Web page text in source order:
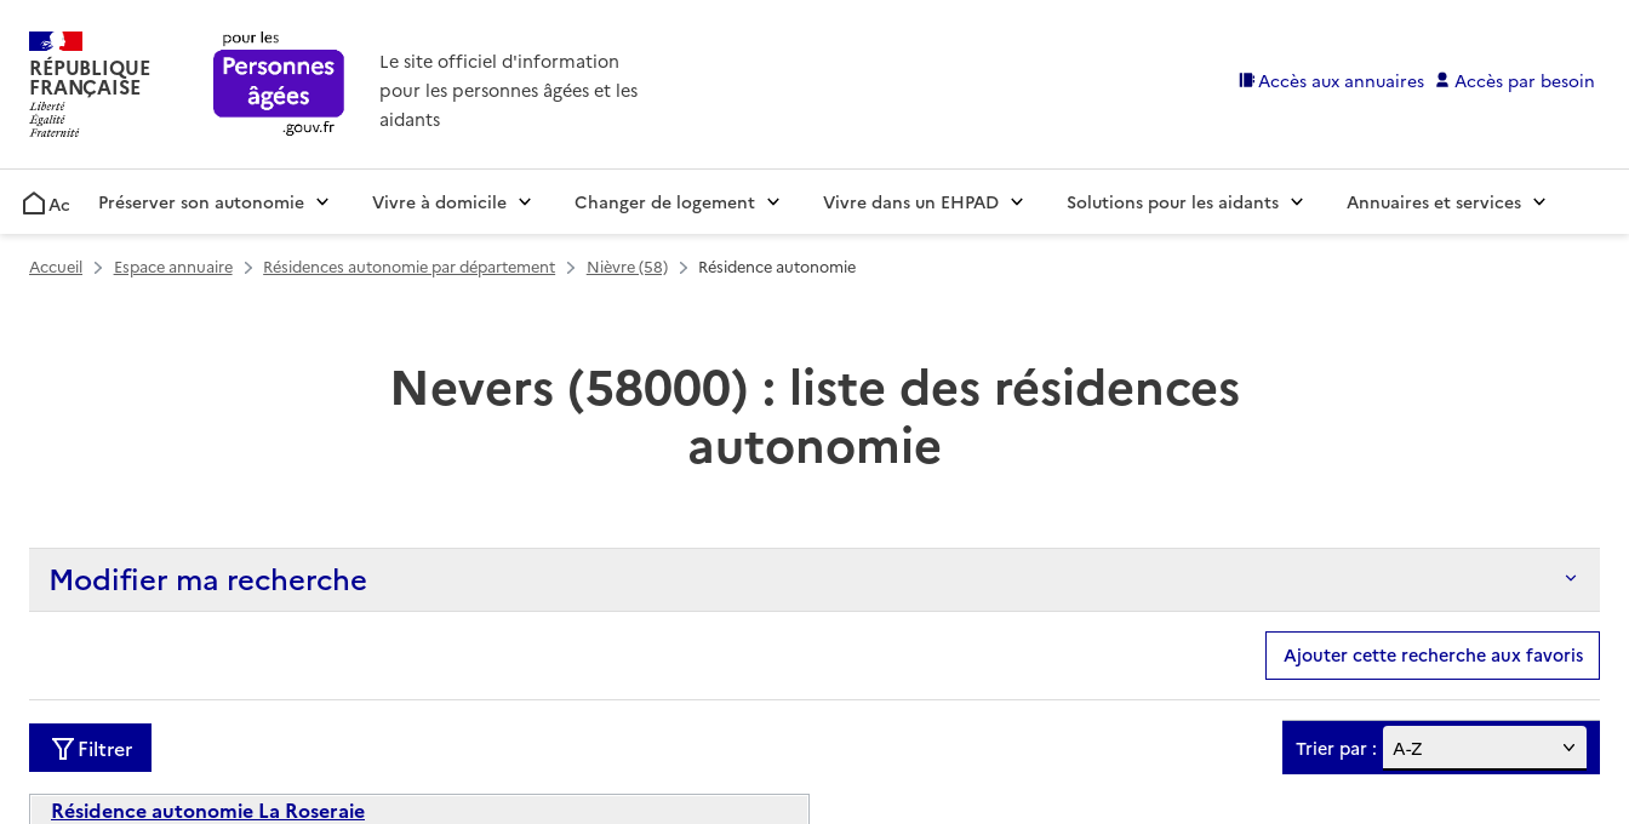
RÉPUBLIQUE
FRANÇAISE
Le site officiel d'information
pour les personnes âgées et les
aidants
Accès aux annuaires Accès par besoin
AccueilPréserver son autonomie Vivre à domicile Changer de logement Vivre dans un EHPAD Solutions pour les aidants Annuaires et services
Accueil Espace annuaire Résidences autonomie par département Nièvre (58) Résidence autonomie
Nevers (58000) : liste des résidences
autonomie
Modifier ma recherche
Ajouter cette recherche aux favoris
Filtrer Trier par :
Résidence autonomie La Roseraie